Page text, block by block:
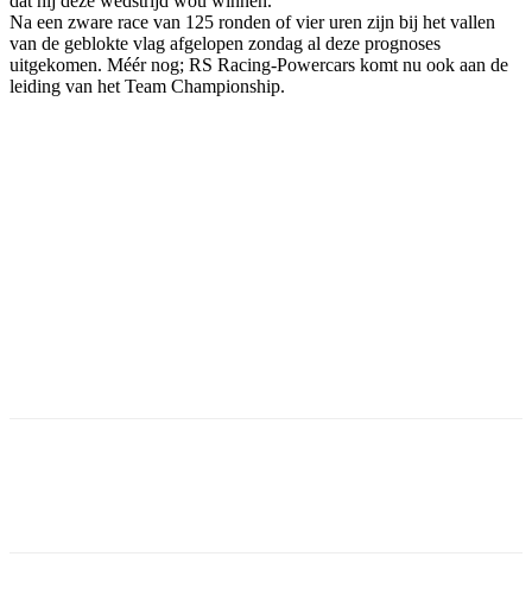
Na een zware race van 125 ronden of vier uren zijn bij het vallen
van de geblokte vlag afgelopen zondag al deze prognoses
uitgekomen. Méér nog; RS Racing-Powercars komt nu ook aan de
leiding van het Team Championship.